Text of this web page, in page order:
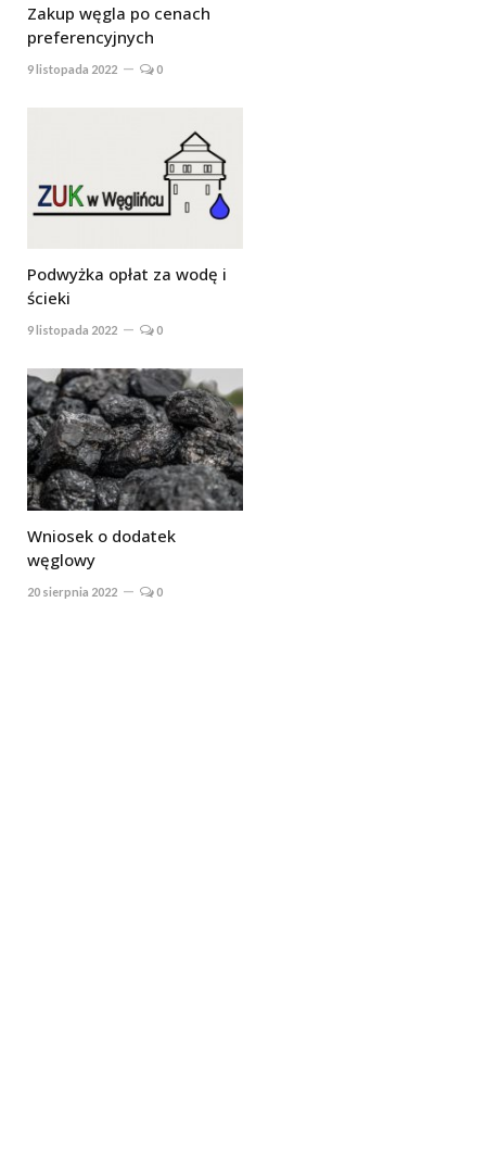
Zakup węgla po cenach
preferencyjnych
9 listopada 2022 0
Podwyżka opłat za wodę i
ścieki
9 listopada 2022 0
Wniosek o dodatek
węglowy
20 sierpnia 2022 0